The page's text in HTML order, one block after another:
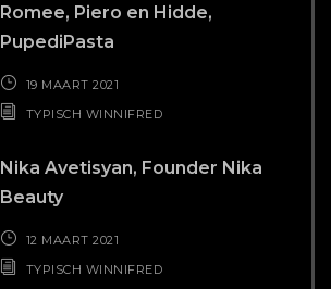
Romee, Piero en Hidde,
PupediPasta
19 MAART 2021
TYPISCH WINNIFRED
Nika Avetisyan, Founder Nika
Beauty
12 MAART 2021
TYPISCH WINNIFRED